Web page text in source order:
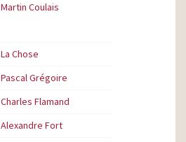
Martin Coulais
La Chose
Pascal Grégoire
Charles Flamand
Alexandre Fort